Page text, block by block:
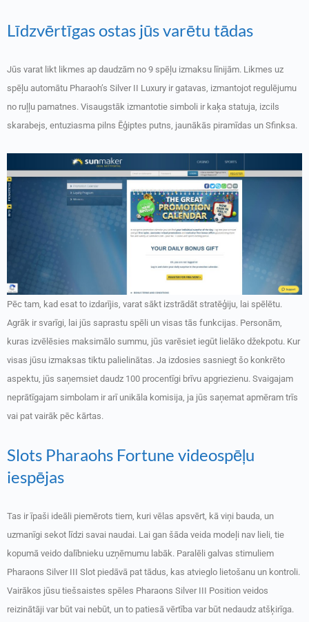
Līdzvērtīgas ostas jūs varētu tādas
Jūs varat likt likmes ap daudzām no 9 spēļu izmaksu līnijām. Likmes uz
spēļu automātu Pharaoh’s Silver II Luxury ir gatavas, izmantojot regulējumu
no ruļļu pamatnes. Visaugstāk izmantotie simboli ir kaķa statuja, izcils
skarabejs, entuziasma pilns Ēģiptes putns, jaunākās piramīdas un Sfinksa.
Pēc tam, kad esat to izdarījis, varat sākt izstrādāt stratēģiju, lai spēlētu.
Agrāk ir svarīgi, lai jūs saprastu spēli un visas tās funkcijas. Personām,
kuras izvēlēsies maksimālo summu, jūs varēsiet iegūt lielāko džekpotu. Kur
visas jūsu izmaksas tiktu palielinātas. Ja izdosies sasniegt šo konkrēto
aspektu, jūs saņemsiet daudz 100 procentīgi brīvu apgriezienu. Svaigajam
neprātīgajam simbolam ir arī unikāla komisija, ja jūs saņemat apmēram trīs
vai pat vairāk pēc kārtas.
Slots Pharaohs Fortune videospēļu
iespējas
Tas ir īpaši ideāli piemērots tiem, kuri vēlas apsvērt, kā viņi bauda, ​​un
uzmanīgi sekot līdzi savai naudai. Lai gan šāda veida modeļi nav lieli, tie
kopumā veido dalībnieku uzņēmumu labāk. Paralēli galvas stimuliem
Pharaons Silver III Slot piedāvā pat tādus, kas atvieglo lietošanu un kontroli.
Vairākos jūsu tiešsaistes spēles Pharaons Silver III Position veidos
reizinātāji var būt vai nebūt, un to patiesā vērtība var būt nedaudz atšķirīga.